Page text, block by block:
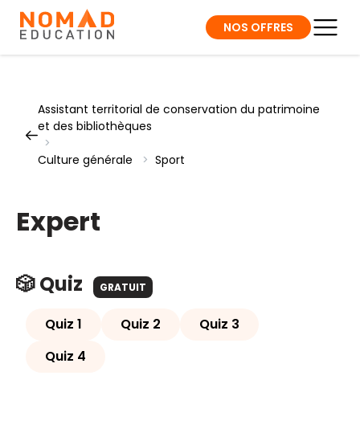
NOS OFFRES
Assistant territorial de conservation du patrimoine
et des bibliothèques
>
Culture générale
> Sport
Expert
🎲 Quiz GRATUIT
Quiz 1 Quiz 2
Quiz 3
Quiz 4